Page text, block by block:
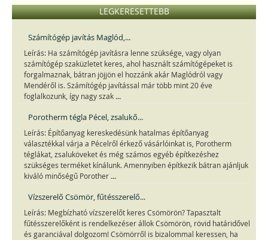
LEGKERESETTEBB
Számítógép javítás Maglód,...
Leírás: Ha számítógép javításra lenne szüksége, vagy olyan
számítógép szaküzletet keres, ahol használt számítógépeket is
forgalmaznak, bátran jöjjön el hozzánk akár Maglódról vagy
Mendéről is. Számítógép javítással már több mint 20 éve
foglalkozunk, így nagy szak ...
Porotherm tégla Pécel, zsalukő...
Leírás: Építőanyag kereskedésünk hatalmas építőanyag
választékkal várja a Pécelről érkező vásárlóinkat is, Porotherm
téglákat, zsaluköveket és még számos egyéb építkezéshez
szükséges terméket kínálunk. Amennyiben építkezik bátran ajánljuk
kiváló minőségű Porother ...
Vízszerelő Csömör, fűtésszerelő...
Leírás: Megbízható vízszerelőt keres Csömörön? Tapasztalt
fűtésszerelőként is rendelkezéser állok Csömörön, rövid határidővel
és garanciával dolgozom! Csömörről is bizalommal keressen, ha